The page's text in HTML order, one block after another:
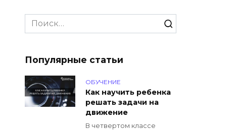
Search
for:
Популярные статьи
ОБУЧЕНИЕ
Как научить ребенка
решать задачи на
движение
В четвертом классе